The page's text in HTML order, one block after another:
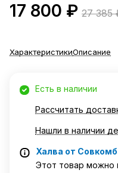
17 800 ₽ 27 385
ХарактеристикиОписание
Есть в наличии
Рассчитать
Нашли в наличии
Халва от
Этот товар можно